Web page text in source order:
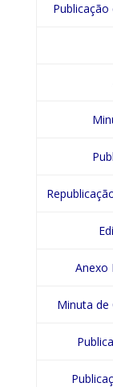
Anexo
Minuta de